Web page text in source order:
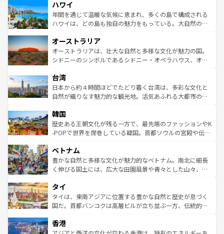
ば市内交通費無料で観光を楽しむこともできる。 なお、新
着のスイス情報はコンテンツ一覧 を参照してほしい。
のような巨大都市は、観光、ショッピング、エンターテイ
ンメントが詰まった刺激的なスポットだ。一方、アメリカ
西部には大自然が広がり、グランドキャニオンやイエロー
部のニューオーリンズでは、音楽と美食が融合した独特の
文化が魅力。旅行者はアメリカの各地域で異なる魅力を楽
しみながら、その多様性と豊かな歴史を感じることができ
ならではの贅沢な旅のスタイルだ。 なお、新着のアメリカ
情報はコンテンツ一覧を参照してほしい。
ハワイ
年間を通じて温暖な気候に恵まれ、多くの島で構成される
ハワイは、どの島も独自の魅力をもっている。大自然の神
ワイ島は見逃せない。また、定番の観光地といえばオアフ
島だが、静かな自然を求めるならマウイ島やカウアイ島が
おすすめ。エメラルドグリーンに輝く海をはじめ、豊かな
れるおもてなしの心で訪れる人々を迎えてくれるハワイの
人々、おいしいローカルフードやハワイアンミュージッ
ク、伝統的なフラダンスなど、すべてがハワイの魅力を彩
ワイを、存分に味わってほしい。 なお、新着のハワイ情報
はコンテンツ一覧を参照してほしい。
オーストラリア
オーストラリアは、壮大な自然と多様な文化が魅力の国。
シドニーのシンボルであるシドニー・オペラハウス、オー
リアリーフや大陸中央部にそびえるウルル（エアーズロッ
ク）、タスマニアの美しい原生林やケアンズの熱帯雨林な
ど、見どころがたくさん。また、カフェやワイン、オージ
いる。アクティビティも充実しており、サーフィンやダイ
ビング、ハイキングなど、アウトドア好きにはたまらな
い。オーストラリアの多彩な魅力を存分に味わいつくそ
参照してほしい。
台湾
日本から約４時間ほどでたどり着く台湾は、多彩な文化と
自然が織りなす魅力的な観光地。活気あふれる大都市の台
ン）、静ひつな山岳地帯である台湾東部など、都市の喧騒
と山間の静けさが共存しており、訪れる人に新しい発見と
驚きをもたらしてくれる。また、奥深い台湾の食文化も魅
容にもいいと評判のスイーツなど、バラエティ豊かな料理
が味わえる。 なお、新着の台湾情報は コンテンツ一覧を参
照してほしい。
韓国
歴史ある王朝文化が残る一方で、最先端のファッションやK
-POPで世界を席巻している韓国。首都ソウルの宮殿や伝統
き、地方に足を延ばせば四季折々の自然美を楽しむことが
できる。そして、キムチや焼肉、絶品のストリートフード
まで、さまざまな韓国料理が待っている。夜には、韓国な
リティに包まれながら、韓国の多彩な魅力を心ゆくまで味
わってみてほしい。 なお、新着の韓国情報はコンテンツ一
覧を参照してほしい。
ベトナム
豊かな自然と多様な文化が魅力的なベトナム。南北に細長
く伸びる国土には、広大な田園風景や青々とした山々、世
急速な発展と共に伝統が息づく。ハノイの古い町並みやホ
ーチミン市のフランス統治時代の建物も、独特の雰囲気を
醸し出している。また、バラエティの豊かさとおいしさで
とつ。フォーやバインミー、ベトナムコーヒーなどは、ぜ
ひ現地で味わいたい。どの地域を訪れてもあたたかい人々
タイ
タイは、東南アジアに位置する豊かな自然と歴史が息づく
国だ。首都バンコクは高層ビルが立ち並ぶ一方、伝統的な
の活気が交差している。北部ではチェンマイなどの山岳地
帯で自然と触れ合い、南部ではプーケットやクラビの美し
香港